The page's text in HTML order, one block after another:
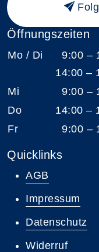
Öffnungszeiten
Mo / Di
9:00 –
14:00 –
Mi
9:00 –
Do
14:00 –
Fr
9:00 –
Quicklinks
AGB
Impressum
Datenschutz
Widerruf